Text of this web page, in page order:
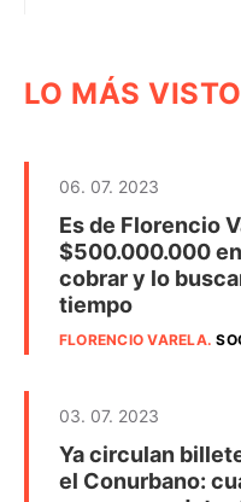
LO MÁS VISTO
06. 07. 2023
Es de Florencio
$500.000.000
cobrar y lo
tiempo
FLORENCIO VARELA.
03. 07. 2023
Ya circulan
el Conurbano: